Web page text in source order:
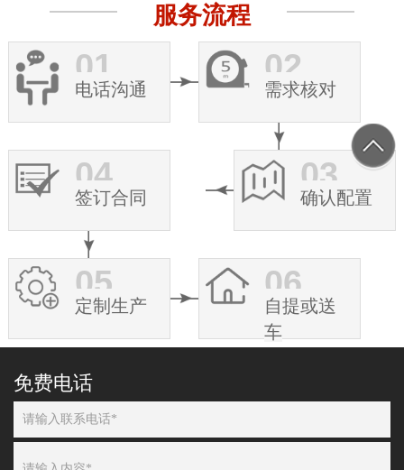
服务流程
01
电话沟通
02
需求核对
03
确认配置
04
签订合同
05
定制生产
06
自提或送
车
免费电话